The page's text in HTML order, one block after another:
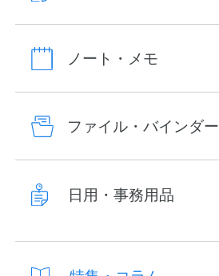
ノート・メモ
ファイル・バインダー
日用・事務用品